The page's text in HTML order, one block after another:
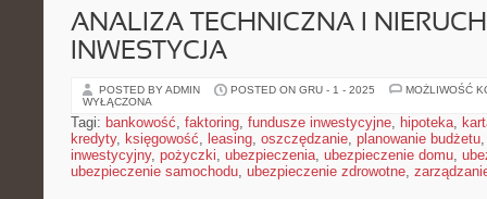
ANALIZA TECHNICZNA I
INWESTYCJA
POSTED BY ADMIN POSTED ON GRU - 1 - 2025
MOŻLIWOŚĆ
WYŁĄCZONA
Tagi: bankowość, faktoring, fundusze inwestycyjne, hipoteka,
kredyty, księgowość, leasing, oszczędzanie, planowanie budżetu
inwestycyjny, pożyczki, ubezpieczenia, ubezpieczenie domu,
ubezpieczenie samochodu, ubezpieczenie zdrowotne,